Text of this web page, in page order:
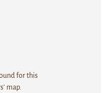
for this
map.